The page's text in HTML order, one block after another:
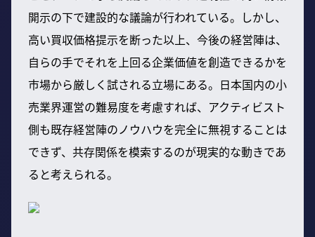
開示の下で建設的な議論が行われている。しかし、
高い買収価格提示を断った以上、今後の経営陣は、
自らの手でそれを上回る企業価値を創造できるかを
市場から厳しく試される立場にある。日本国内の小
売業界運営の難易度を考慮すれば、アクティビスト
側も既存経営陣のノウハウを完全に無視することは
できず、共存関係を模索するのが現実的な動きであ
ると考えられる。